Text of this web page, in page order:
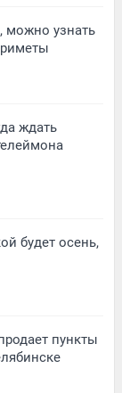
можно узнать
ждать
будет осень,
пункты